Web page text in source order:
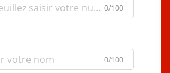
0/100
0/100